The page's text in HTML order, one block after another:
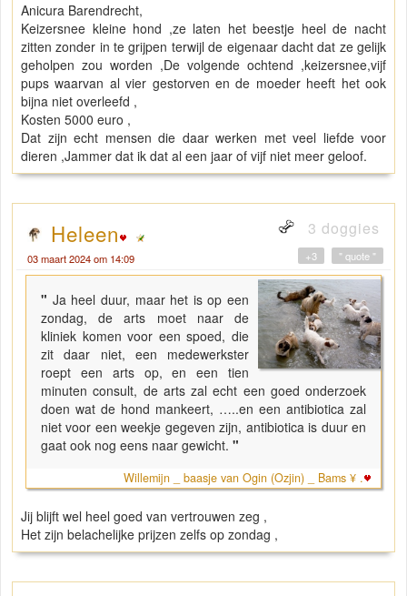
Anicura Barendrecht,
Keizersnee kleine hond ,ze laten het beestje heel de nacht
zitten zonder in te grijpen terwijl de eigenaar dacht dat ze gelijk
geholpen zou worden ,De volgende ochtend ,keizersnee,vijf
pups waarvan al vier gestorven en de moeder heeft het ook
bijna niet overleefd ,
Kosten 5000 euro ,
Dat zijn echt mensen die daar werken met veel liefde voor
dieren ,Jammer dat ik dat al een jaar of vijf niet meer geloof.
Heleen 3 doggies
03 maart 2024 om 14:09 " quote "
+3
" Ja heel duur, maar het is op een
zondag, de arts moet naar de
kliniek komen voor een spoed, die
zit daar niet, een medewerkster
roept een arts op, en een tien
minuten consult, de arts zal echt een goed onderzoek
doen wat de hond mankeert, …..en een antibiotica zal
niet voor een weekje gegeven zijn, antibiotica is duur en
gaat ook nog eens naar gewicht. "
Willemijn _ baasje van Ogin (Ozjin) _ Bams ¥ .
Jij blijft wel heel goed van vertrouwen zeg ,
Het zijn belachelijke prijzen zelfs op zondag ,